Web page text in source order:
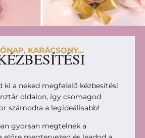
KARÁCSONY...
ki a neked megfelelő kézbesítési
oldalon, így csomagod
számodra a legideálisabb!
gyorsan megtelnek a